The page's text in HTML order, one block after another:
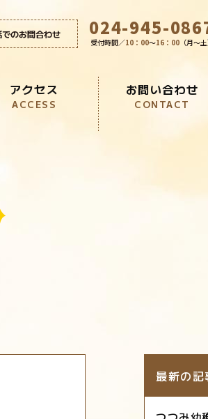
のお問合わせ 024-945-
受付時間／10：00～16：00 （月～土
アクセス
ACCESS
お問い合わせ
CONTACT
最新の記